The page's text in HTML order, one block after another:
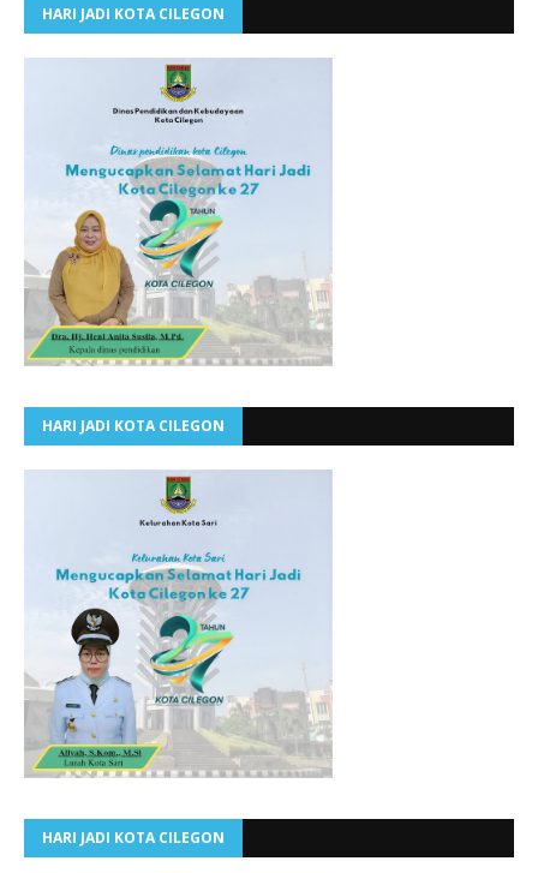
HARI JADI KOTA CILEGON
HARI JADI KOTA CILEGON
HARI JADI KOTA CILEGON